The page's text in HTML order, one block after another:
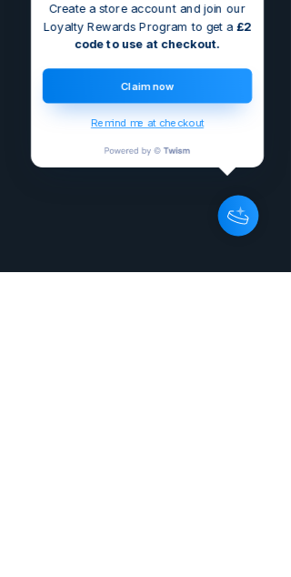
Create a store account and join our
Loyalty Rewards Program to get a £2
code to use at checkout.
Claim now
Remind me at checkout